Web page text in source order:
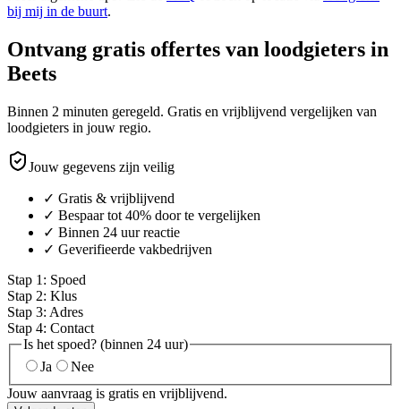
bij mij in de buurt.
Ontvang gratis offertes van loodgieters in
Beets
Binnen 2 minuten geregeld. Gratis en vrijblijvend vergelijken van
loodgieters in jouw regio.
Jouw gegevens zijn veilig
✓ Gratis & vrijblijvend
✓ Bespaar tot 40% door te vergelijken
✓ Binnen 24 uur reactie
✓ Geverifieerde vakbedrijven
Stap 1 : Spoed
Stap 2: Klus
Stap 3: Adres
Stap 4: Contact
Is het spoed? (binnen 24 uur)
Ja
Nee
Jouw aanvraag is gratis en vrijblijvend.